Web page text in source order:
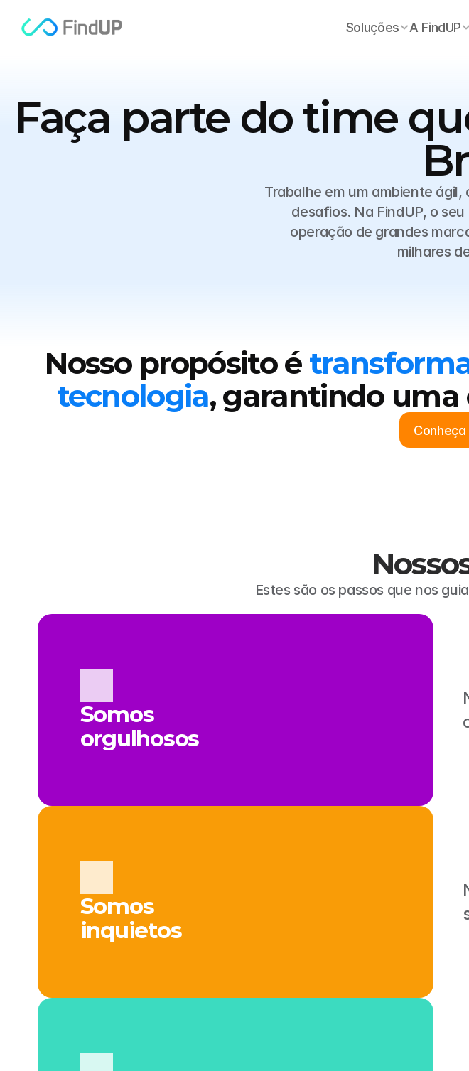
Soluções A FindUP
Faça parte do time
Trabalhe em um ambiente
desafios. Na FindUP, o
operação de grandes
milhares
Nosso propósito é
tecnologia, garantindo uma
Conheça
Estes são os passos que nos
Somos
orgulhosos
Somos
inquietos